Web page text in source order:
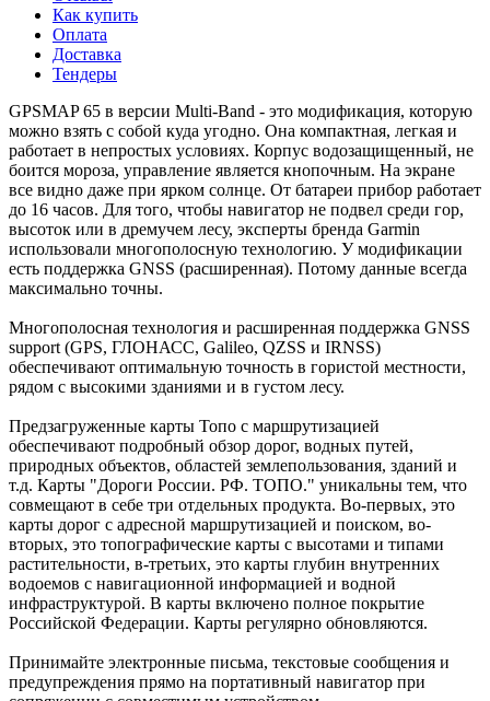
Как купить
Оплата
Доставка
Тендеры
GPSMAP 65 в версии Multi-Band - это модификация, которую
можно взять с собой куда угодно. Она компактная, легкая и
работает в непростых условиях. Корпус водозащищенный, не
боится мороза, управление является кнопочным. На экране
все видно даже при ярком солнце. От батареи прибор работает
до 16 часов. Для того, чтобы навигатор не подвел среди гор,
высоток или в дремучем лесу, эксперты бренда Garmin
использовали многополосную технологию. У модификации
есть поддержка GNSS (расширенная). Потому данные всегда
максимально точны.
Многополосная технология и расширенная поддержка GNSS
support (GPS, ГЛОНАСС, Galileo, QZSS и IRNSS)
обеспечивают оптимальную точность в гористой местности,
рядом с высокими зданиями и в густом лесу.
Предзагруженные карты Топо с маршрутизацией
обеспечивают подробный обзор дорог, водных путей,
природных объектов, областей землепользования, зданий и
т.д. Карты "Дороги России. РФ. ТОПО." уникальны тем, что
совмещают в себе три отдельных продукта. Во-первых, это
карты дорог с адресной маршрутизацией и поиском, во-
вторых, это топографические карты с высотами и типами
растительности, в-третьих, это карты глубин внутренних
водоемов с навигационной информацией и водной
инфраструктурой. В карты включено полное покрытие
Российской Федерации. Карты регулярно обновляются.
Принимайте электронные письма, текстовые сообщения и
предупреждения прямо на портативный навигатор при